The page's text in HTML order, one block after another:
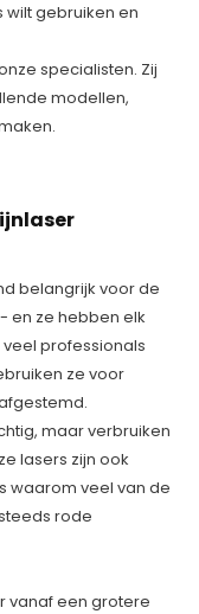
gebruiken en
specialisten. Zij
modellen,
belangrijk voor de
en ze hebben elk
professionals
ze voor
maar verbruiken
lasers zijn ook
waarom veel van de
rode
vanaf een grotere